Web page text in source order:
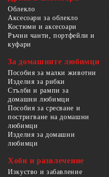
Облекло
Аксесоари за облекло
Костюми и аксесоари
Ръчни чанти, портфейли и
куфари
За домашните любимци
Пособия за малки животни
Изделия за рибки
Стълби и рампи за
домашни любимци
Пособия за сресване и
постригване на домашни
любимци
Изделия за домашни
любимци
Хоби и развлечение
Изкуство и забавление